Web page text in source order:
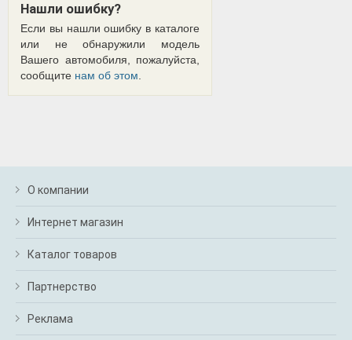
Нашли ошибку?
Если вы нашли ошибку в каталоге
или не обнаружили модель
Вашего автомобиля, пожалуйста,
сообщите нам об этом
О компании
Интернет магазин
Каталог товаров
Партнерство
Реклама